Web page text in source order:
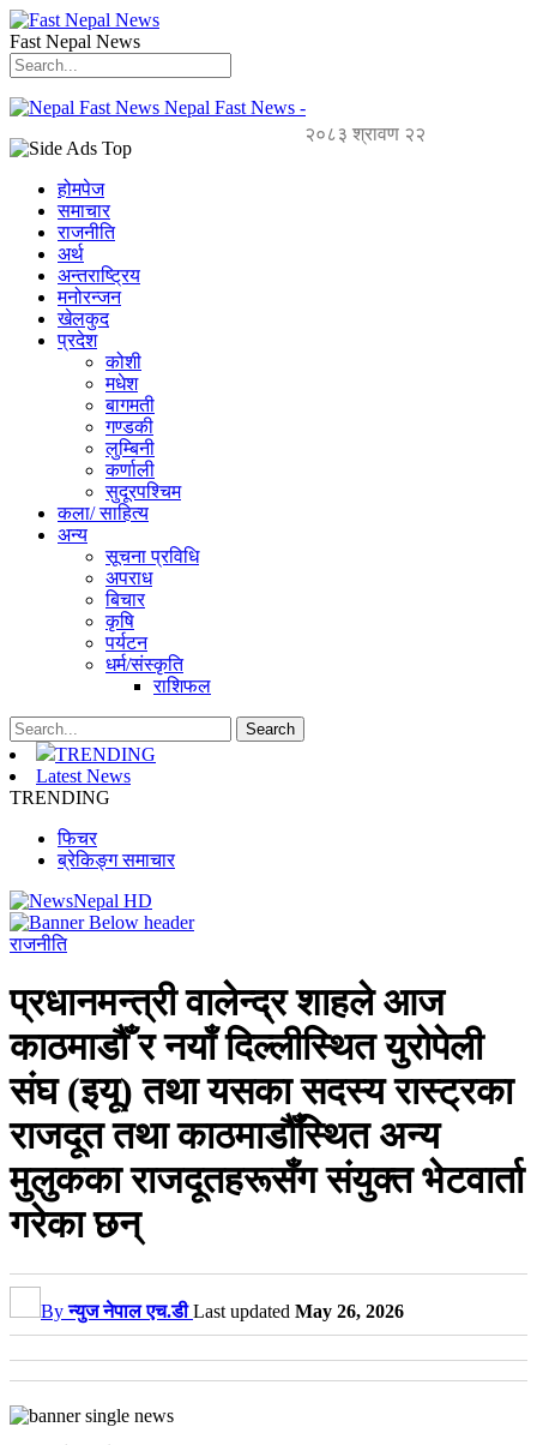
Fast Nepal News
Nepal Fast News -
२०८३ श्रावण २२
होमपेज
समाचार
राजनीति
अर्थ
अन्तराष्ट्रिय
मनोरन्जन
खेलकुद
प्रदेश
कोशी
मधेश
बागमती
गण्डकी
लुम्बिनी
कर्णाली
सुदूरपश्चिम
कला/ साहित्य
अन्य
सूचना प्रविधि
अपराध
बिचार
कृषि
पर्यटन
धर्म/संस्कृति
राशिफल
TRENDING
Latest News
TRENDING
फिचर
ब्रेकिङ्ग समाचार
राजनीति
प्रधानमन्त्री वालेन्द्र शाहले आज
काठमाडौँ र नयाँ दिल्लीस्थित युरोपेली
संघ (इयू) तथा यसका सदस्य रास्ट्रका
राजदूत तथा काठमाडौँस्थित अन्य
मुलुकका राजदूतहरूसँग संयुक्त भेटवार्ता
गरेका छन्
Byन्युज नेपाल एच.डी Last updated May 26, 2026